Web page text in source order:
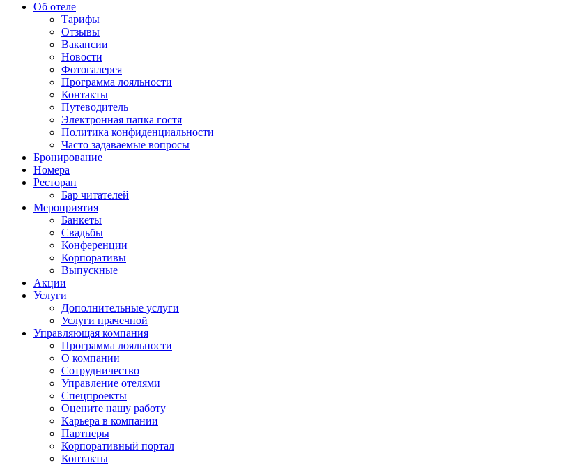
Об отеле
Тарифы
Отзывы
Вакансии
Новости
Фотогалерея
Программа лояльности
Контакты
Путеводитель
Электронная папка гостя
Политика конфиденциальности
Часто задаваемые вопросы
Бронирование
Номера
Ресторан
Бар читателей
Мероприятия
Банкеты
Свадьбы
Конференции
Корпоративы
Выпускные
Акции
Услуги
Дополнительные услуги
Услуги прачечной
Управляющая компания
Программа лояльности
О компании
Сотрудничество
Управление отелями
Спецпроекты
Оцените нашу работу
Карьера в компании
Партнеры
Корпоративный портал
Контакты